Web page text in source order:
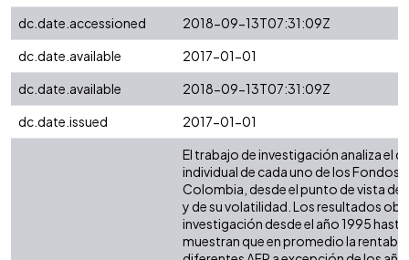
dc.date.accessioned
2018-09-13T07:31:09Z
dc.date.available
2017-01-01
dc.date.available
2018-09-13T07:31:09Z
dc.date.issued
2017-01-01
El trabajo de investigación analiza el
individual de cada uno de los Fondos
Colombia, desde el punto de vista de
y de su volatilidad. Los resultados
investigación desde el año 1995
muestran que en promedio la